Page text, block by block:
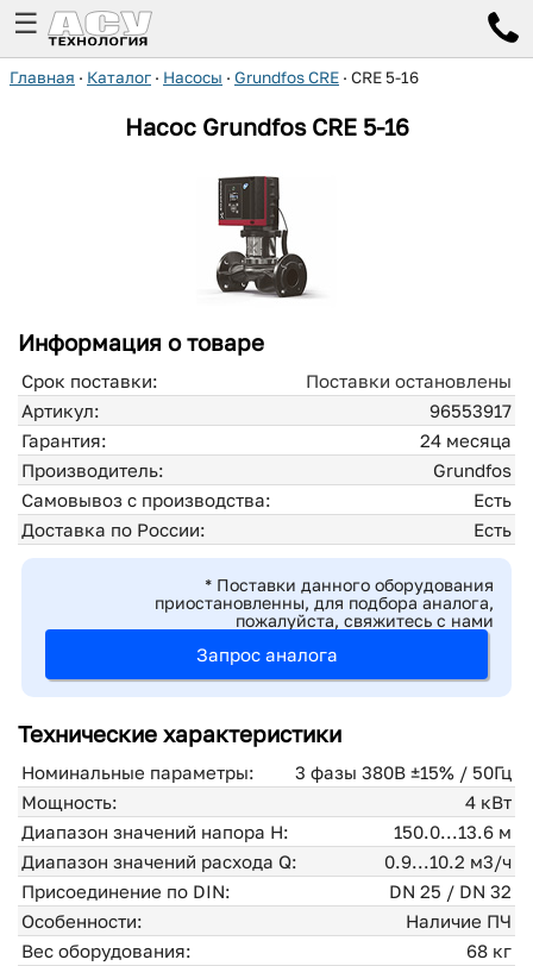
☰
Главная · Каталог · Насосы · Grundfos CRE · CRE 5-16
Насос Grundfos CRE 5-16
Информация о товаре
Срок поставки:
Поставки остановлены
Артикул:
96553917
Гарантия:
24 месяца
Производитель:
Grundfos
Самовывоз с производства:
Есть
Доставка по России:
Есть
* Поставки данного оборудования
приостановленны, для подбора аналога,
пожалуйста, свяжитесь с нами
Запрос аналога
Технические характеристики
Номинальные параметры:
3 фазы 380В ±15% / 50Гц
Мощность:
4 кВт
Диапазон значений напора H:
150.0...13.6 м
Диапазон значений расхода Q:
0.9...10.2 м3/ч
Присоединение по DIN:
DN 25 / DN 32
Особенности:
Наличие ПЧ
Вес оборудования:
68 кг